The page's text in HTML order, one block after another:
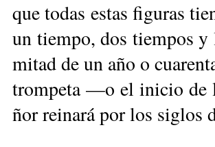
que to­das es­tas fi­gu­ras
un tiem­po, dos tiem­pos
mi­tad de un año o
trom­pe­ta —o el ini­cio de
ñor rei­na­rá por los si­glos